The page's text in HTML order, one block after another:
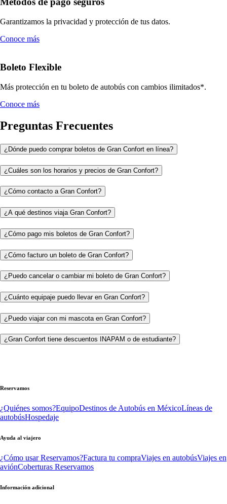
Garantizamos la privacidad y protección de tus datos.
Conoce más
Boleto Flexible
Más protección en tu boleto de autobús con cambios ilimitados*.
Conoce más
Preguntas Frecuentes
¿Dónde puedo comprar boletos de Gran Confort en línea?
¿Cuáles son los horarios y precios de Gran Confort?
¿Cómo contacto a Gran Confort?
¿A qué destinos viaja Gran Confort?
¿Cómo pago mis boletos de Gran Confort?
¿Cómo facturo un boleto de Gran Confort?
¿Puedo cancelar o cambiar mi boleto de Gran Confort?
¿Cuánto equipaje puedo llevar en Gran Confort?
¿Puedo viajar con mi mascota en Gran Confort?
¿Gran Confort tiene descuentos INAPAM o de estudiante?
Reservamos
¿Quiénes somos?EquipoDestinos de Autobús en MéxicoLíneas de
autobúsHospedaje
Ayuda al viajero
¿Cómo usar Reservamos?Factura tu compraViajes en autobúsViajes en
aviónCoberturas Reservamos
Información adicional